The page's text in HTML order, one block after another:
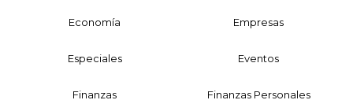
Economía Empresas
Especiales Eventos
Finanzas Finanzas Personales